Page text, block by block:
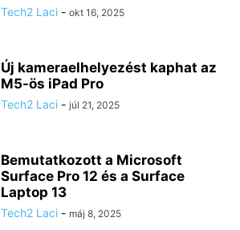
Tech2 Laci - okt 16, 2025
Új kameraelhelyezést kaphat az
M5-ös iPad Pro
Tech2 Laci - júl 21, 2025
Bemutatkozott a Microsoft
Surface Pro 12 és a Surface
Laptop 13
Tech2 Laci - máj 8, 2025